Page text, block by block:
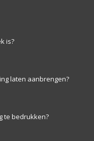
is?
laten aanbrengen?
te bedrukken?